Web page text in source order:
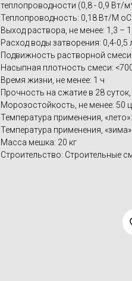
теплопроводности (0,8 - 0,9 Вт/
Теплопроводность: 0,18 Вт/М оС
Выход раствора, не менее: 1,3 –
Расход воды затворения: 0,4-0,5
Подвижность растворной
Насыпная плотность смеси:
Время жизни, не менее: 1 ч
Прочность на сжатие в 28
Морозостойкость, не менее: 50
Температура применения,
Температура применения,
Масса мешка: 20 кг
Строительство: Строительные